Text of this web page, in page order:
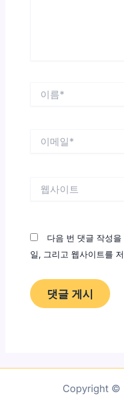
다음 번 댓글 작성
일, 그리고 웹사이트를
Copyright ©